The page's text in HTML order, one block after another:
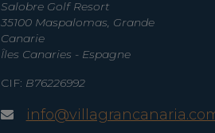
Salobre Golf Resort
35100 Maspalomas, Grande
Canarie
Îles Canaries - Espagne
CIF: B76226992